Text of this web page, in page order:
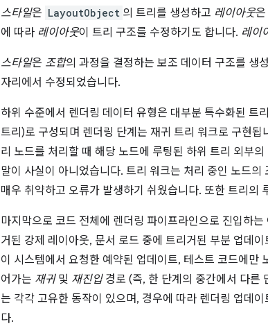
스타일은 LayoutObject 의 트리를 생성하고 레이아웃
에 따라 레이아웃이 트리 구조를 수정하기도 합니다. 레이
스타일은 조합의 과정을 결정하는 보조 데이터 구조를 생
자리에서 수정되었습니다.
하위 수준에서 렌더링 데이터 유형은 대부분 특수화된
트리)로 구성되며 렌더링 단계는 재귀 트리 워크로 구현됩
리 노드를 처리할 때 해당 노드에 루팅된 하위 트리 외부
말이 사실이 아니었습니다. 트리 워크는 처리 중인 노드
매우 취약하고 오류가 발생하기 쉬웠습니다. 또한 트리의
마지막으로 코드 전체에 렌더링 파이프라인으로 진입하
거된 강제 레이아웃, 문서 로드 중에 트리거된 부분 업데
이 시스템에서 요청한 예약된 업데이트, 테스트 코드에만
어가는 재귀및 재진입경로 (즉, 한 단계의 중간에서 다른
는 각각 고유한 동작이 있으며, 경우에 따라 렌더링 업데
다.